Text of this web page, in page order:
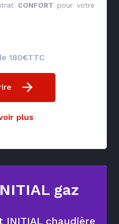
CONFORT pour votre
180€TTC
plus
gaz
chaudière